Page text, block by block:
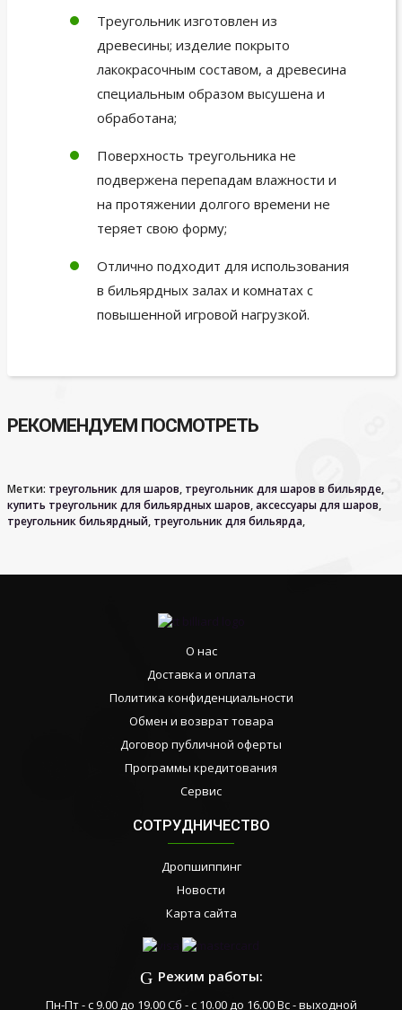
Треугольник изготовлен из
древесины; изделие покрыто
лакокрасочным составом, а древесина
специальным образом высушена и
обработана;
Поверхность треугольника не
подвержена перепадам влажности и
на протяжении долгого времени не
теряет свою форму;
Отлично подходит для использования
в бильярдных залах и комнатах с
повышенной игровой нагрузкой.
РЕКОМЕНДУЕМ ПОСМОТРЕТЬ
Метки: треугольник для шаров, треугольник для шаров в бильярде,
купить треугольник для бильярдных шаров,аксессуары для шаров,
треугольник бильярдный, треугольник для бильярда,
О нас
Доставка и оплата
Политика конфиденциальности
Обмен и возврат товара
Договор публичной оферты
Программы кредитования
Сервис
СОТРУДНИЧЕСТВО
Дропшиппинг
Новости
Карта сайта
Режим работы:
Пн-Пт - с 9.00 до 19.00 Сб - с 10.00 до 16.00 Вс - выходной